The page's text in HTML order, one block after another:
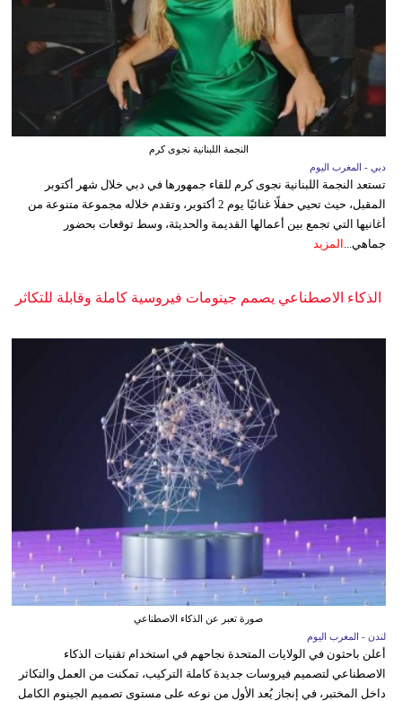
النجمة اللبنانية نجوى كرم
دبي - المغرب اليوم
تستعد النجمة اللبنانية نجوى كرم للقاء جمهورها في دبي خلال شهر أكتوبر
المقبل، حيث تحيي حفلًا غنائيًا يوم 2 أكتوبر، وتقدم خلاله مجموعة متنوعة من
أغانيها التي تجمع بين أعمالها القديمة والحديثة، وسط توقعات بحضور
جماهي... المزيد
الذكاء الاصطناعي يصمم جينومات فيروسية كاملة وقابلة للتكاثر
صورة تعبر عن الذكاء الاصطناعي
لندن - المغرب اليوم
أعلن باحثون في الولايات المتحدة نجاحهم في استخدام تقنيات الذكاء
الاصطناعي لتصميم فيروسات جديدة كاملة التركيب، تمكنت من العمل والتكاثر
داخل المختبر، في إنجاز يُعد الأول من نوعه على مستوى تصميم الجينوم الكامل